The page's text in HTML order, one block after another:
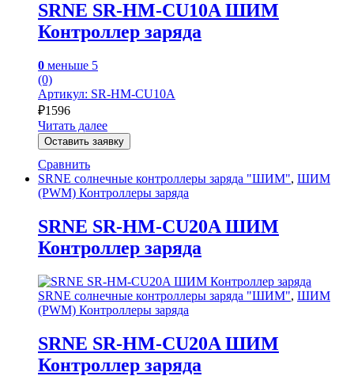
SRNE SR-HM-CU10A ШИМ
Контроллер заряда
0 меньше 5
(0)
Артикул: SR-HM-CU10A
₽1596
Читать далее
Оставить заявку
Сравнить
SRNE солнечные контроллеры заряда "ШИМ", ШИМ
(PWM) Контроллеры заряда
SRNE SR-HM-CU20A ШИМ
Контроллер заряда
SRNE солнечные контроллеры заряда "ШИМ", ШИМ
(PWM) Контроллеры заряда
SRNE SR-HM-CU20A ШИМ
Контроллер заряда